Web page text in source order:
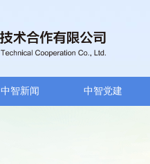
中智新闻 中智党建